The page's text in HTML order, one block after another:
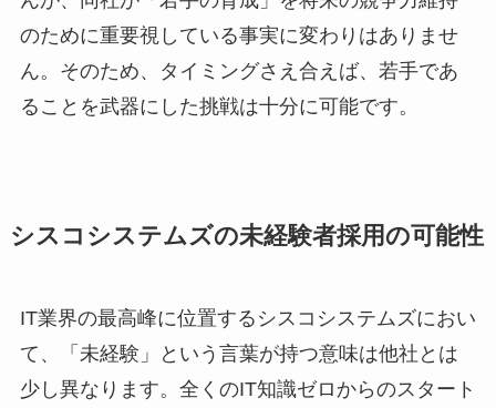
のために重要視している事実に変わりはありませ
ん。そのため、タイミングさえ合えば、若手であ
ることを武器にした挑戦は十分に可能です。
シスコシステムズの未経験者採用の可能性
IT業界の最高峰に位置するシスコシステムズにおい
て、「未経験」という言葉が持つ意味は他社とは
少し異なります。全くのIT知識ゼロからのスタート